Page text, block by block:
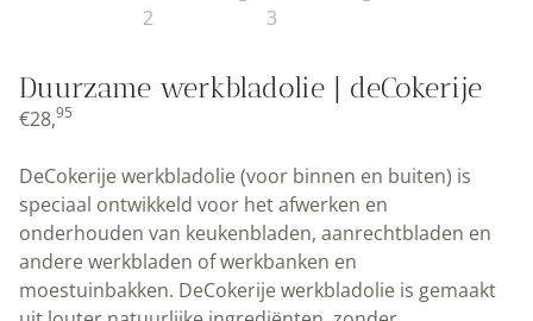
Duurzame werkbladolie | deCokerije
€28,95
DeCokerije werkbladolie (voor binnen en buiten) is
speciaal ontwikkeld voor het afwerken en
onderhouden van keukenbladen, aanrechtbladen en
andere werkbladen of werkbanken en
moestuinbakken. DeCokerije werkbladolie is gemaakt